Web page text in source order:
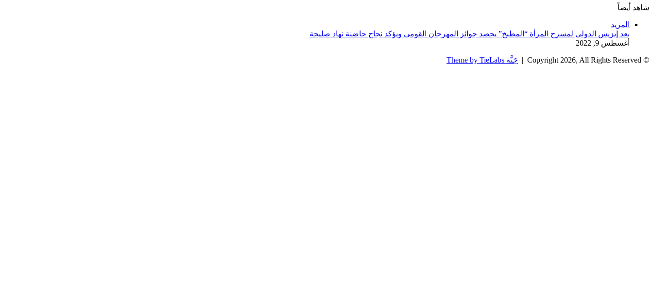
شاهد أيضاً
المزيد
بعد إيزيس الدولى لمسرح المرأة “المطبخ” يحصد جوائز المهرجان القومى ويؤكد نجاح حاضنة نهاد صليحة
أغسطس 9, 2022
© Copyright 2026, All Rights Reserved |
جَنَّة Theme by TieLabs